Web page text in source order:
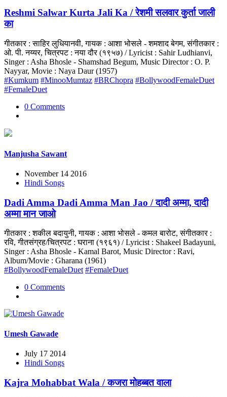
Reshmi Salwar Kurta Jali Ka / रेशमी सलवार कुर्ता जाली
का
गीतकार : साहिर लुधियानवी, गायक : आशा भोसले - शमशाद बेगम, संगीतकार :
ओ. पी. नय्यर, चित्रपट : नया दौर (१९५७) / Lyricist : Sahir Ludhianvi,
Singer : Asha Bhosle - Shamshad Begum, Music Director : O. P.
Nayyar, Movie : Naya Daur (1957)
#Kumkum #MinooMumtaz #BRChopra #BollywoodFemaleDuet
#FemaleDuet
0 Comments
Manjusha Sawant
November 14 2016
Hindi Songs
Dadi Amma Dadi Amma Man Jao / दादी अम्मा, दादी
अम्मा मान जाओ
गीतकार : शकील बदायुनी, गायक : आशा भोसले - कमल बारोट, संगीतकार :
रवि, गीतसंग्रह/चित्रपट : घराना (१९६१) / Lyricist : Shakeel Badayuni,
Singer : Asha Bhosle - Kamal Barot, Music Director : Ravi,
Album/Movie : Gharana (1961)
#BollywoodFemaleDuet #FemaleDuet
0 Comments
Umesh Gawade
July 17 2014
Hindi Songs
Kajra Mohabbat Wala / कजरा मोहब्बत वाला